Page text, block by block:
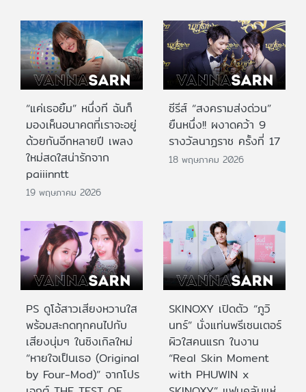
“แค่เธอยิ้ม” หนึ่งที ฉันก็
มองเห็นอนาคตที่เราจะอยู่
ด้วยกันอีกหลายปี เพลง
ใหม่สดใสน่ารักจาก
paiiinntt
19 พฤษภาคม 2026
ซีรีส์ “สงครามส่งด่วน”
ยืนหนึ่ง!! ผงาดคว้า 9
รางวัลนาฏราช ครั้งที่ 17
18 พฤษภาคม 2026
PS ดูโอ้สาวเสียงหวานใส
พร้อมสะกดทุกคนไปกับ
เสียงนุ่มๆ ในซิงเกิลใหม่
“หายใจเป็นเธอ (Original
by Four-Mod)” จากโปร
SKINOXY เปิดตัว “ภูวิ
นทร์” นั่งแท่นพรีเซนเตอร์
ผิวใสคนแรก ในงาน
“Real Skin Moment
with PHUWIN x